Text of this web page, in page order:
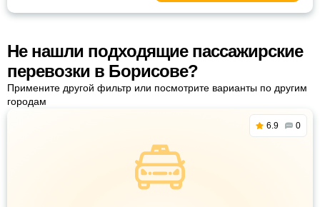
Не нашли подходящие пассажирские
перевозки в Борисове?
Примените другой фильтр или посмотрите варианты по другим
городам
6.9 0